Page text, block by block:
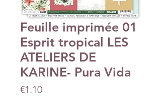
Feuille imprimée 01
Esprit tropical LES
ATELIERS DE
KARINE- Pura Vida
€1.10Price